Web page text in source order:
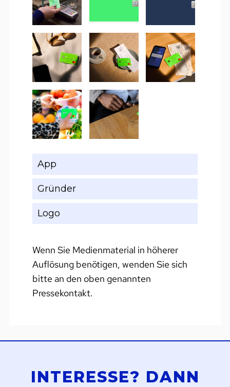
App
Gründer
Logo
Wenn Sie Medienmaterial in höherer
Auflösung benötigen, wenden Sie sich
bitte an den oben genannten
Pressekontakt.
INTERESSE? DANN